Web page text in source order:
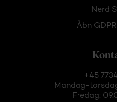
Nerd
Åbn
+45
Mandag-
Fredag: